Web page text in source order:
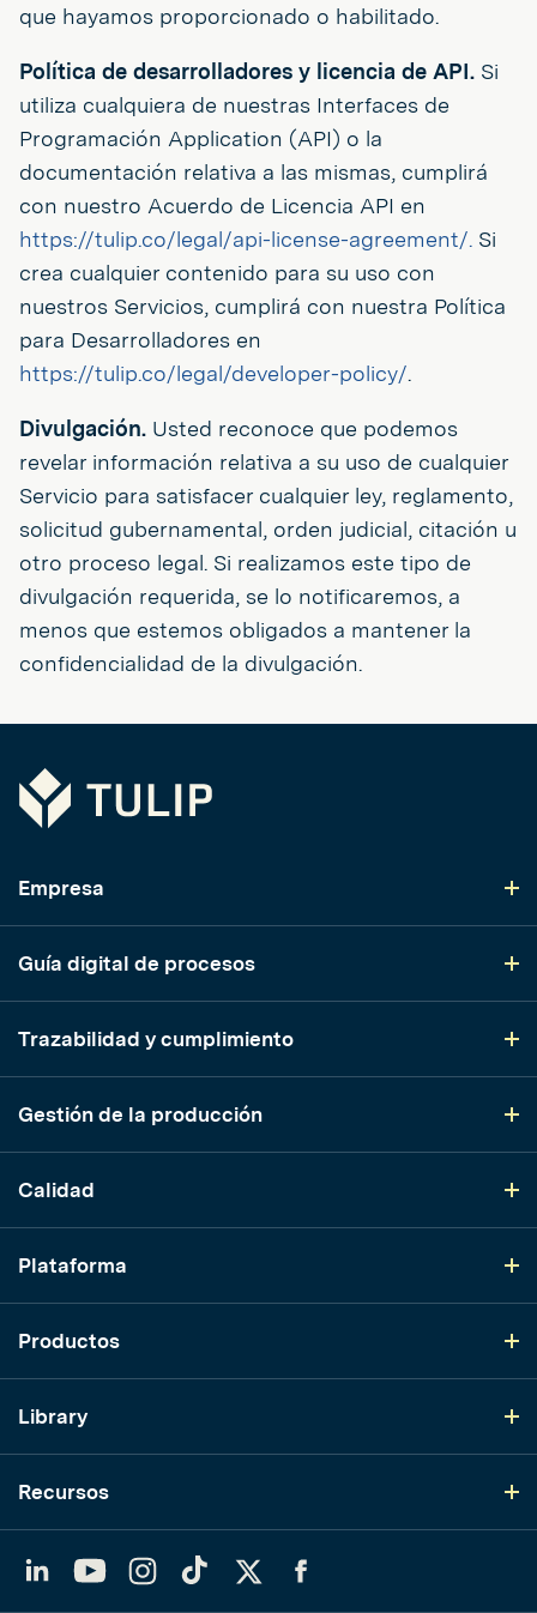
que hayamos proporcionado o habilitado.
Política de desarrolladores y licencia de API. Si
utiliza cualquiera de nuestras Interfaces de
Programación Application (API) o la
documentación relativa a las mismas, cumplirá
con nuestro Acuerdo de Licencia API en
https://tulip.co/legal/api-license-agreement/. Si
crea cualquier contenido para su uso con
nuestros Servicios, cumplirá con nuestra Política
para Desarrolladores en
https://tulip.co/legal/developer-policy/.
Divulgación. Usted reconoce que podemos
revelar información relativa a su uso de cualquier
Servicio para satisfacer cualquier ley, reglamento,
solicitud gubernamental, orden judicial, citación u
otro proceso legal. Si realizamos este tipo de
divulgación requerida, se lo notificaremos, a
menos que estemos obligados a mantener la
confidencialidad de la divulgación.
Tulip
Empresa
Guía digital de procesos
Trazabilidad y cumplimiento
Gestión de la producción
Calidad
Plataforma
Productos
Library
Recursos
YouTubeInstagram
TikTok